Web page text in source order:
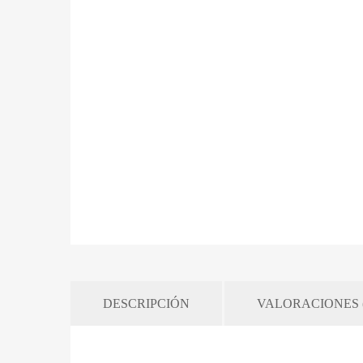
DESCRIPCIÓN VALORACIONES